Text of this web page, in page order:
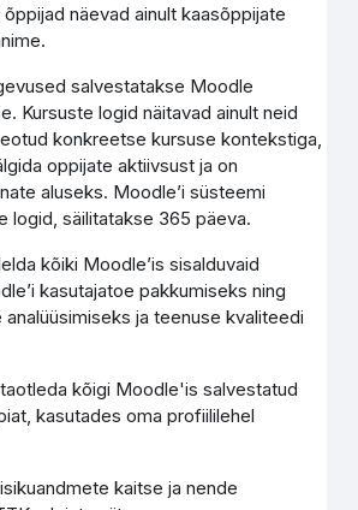
näevad ainult kaasõppijate
salvestatakse Moodle
Kursuste logid näitavad ainult neid
konkreetse kursuse kontekstiga,
oppijate aktiivsust ja on
aluseks. Moodle’i süsteemi
logid, säilitatakse 365 päeva.
kõiki Moodle’is sisalduvaid
kasutajatoe pakkumiseks ning
ja teenuse kvaliteedi
kõigi Moodle'is salvestatud
kasutades oma profiililehel
kaitse ja nende